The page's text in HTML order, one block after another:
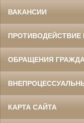
ВАКАНСИИ
ПРОТИВОДЕЙСТВИЕ
ОБРАЩЕНИЯ
КАРТА САЙТА